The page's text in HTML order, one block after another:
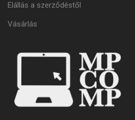
Elállás a szerződéstől
Vásárlás